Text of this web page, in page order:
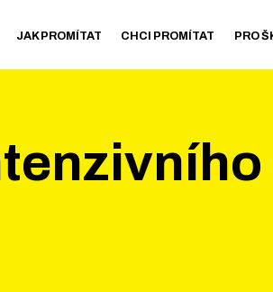
JAK PROMÍTAT CHCI PROMÍTAT PRO